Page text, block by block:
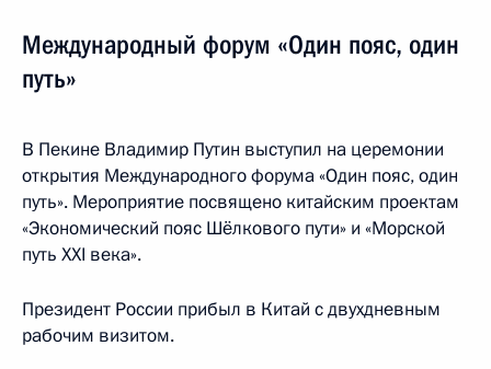
Международный форум «Один пояс, один
путь»
В Пекине Владимир Путин выступил на церемонии
открытия Международного форума «Один пояс, один
путь». Мероприятие посвящено китайским проектам
«Экономический пояс Шёлкового пути» и «Морской
путь XXI века».
Президент России прибыл в Китай с двухдневным
рабочим визитом.